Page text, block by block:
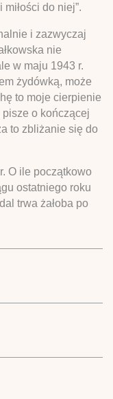
do niej”.
i zazwyczaj
nie
w maju 1943 r.
żydówką, może
to moje cierpienie
pisze o kończącej
to zbliżanie się do
O ile początkowo
ostatniego roku
trwa żałoba po